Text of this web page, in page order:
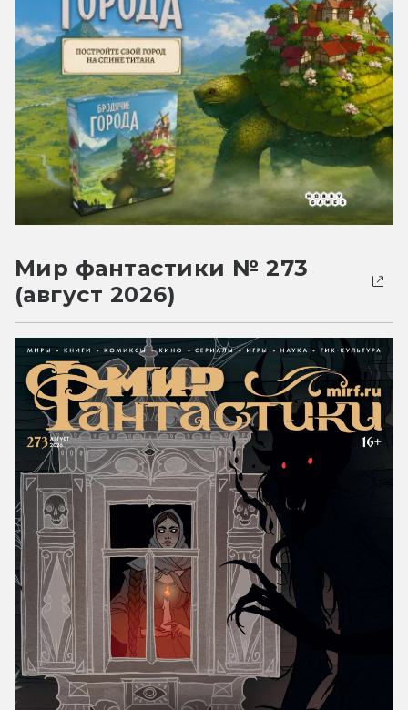
Мир фантастики № 273
(август 2026)